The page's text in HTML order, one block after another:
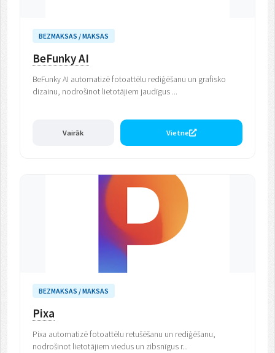
BEZMAKSAS / MAKSAS
BeFunky AI
BeFunky AI automatizē fotoattēlu rediģēšanu un grafisko
dizainu, nodrošinot lietotājiem jaudīgus ...
Vairāk Vietne
BEZMAKSAS / MAKSAS
Pixa
Pixa automatizē fotoattēlu retušēšanu un rediģēšanu,
nodrošinot lietotājiem viedus un zibsnīgus r...